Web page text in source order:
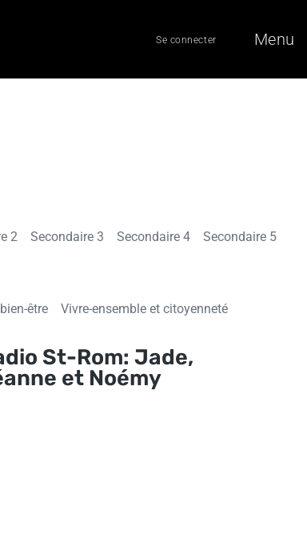
Se connecter Menu
2 Secondaire 3 Secondaire 4
Secondaire 5
être Vivre-ensemble et citoyenneté
St-Rom: Jade,
et Noémy